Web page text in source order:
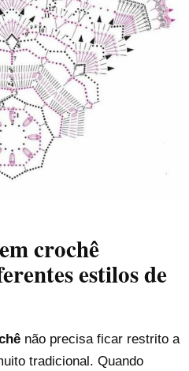
crochê
estilos de
não precisa ficar restrito a
tradicional. Quando